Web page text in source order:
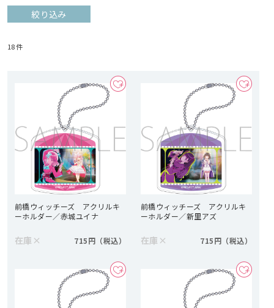
絞り込み
18件
前橋ウィッチーズ アクリルキ
ーホルダー／赤城ユイナ
在庫 × 715円
前橋ウィッチーズ アクリルキ
ーホルダー／新里アズ
在庫 × 715円